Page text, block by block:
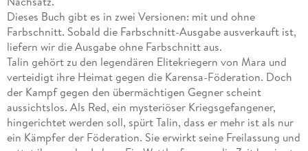
Dieses Buch gibt es in zwei Versionen: mit und ohne
Farbschnitt. Sobald die Farbschnitt-Ausgabe ausverkauft ist,
liefern wir die Ausgabe ohne Farbschnitt aus.
Talin gehört zu den legendären Elitekriegern von Mara und
verteidigt ihre Heimat gegen die Karensa-Föderation. Doch
der Kampf gegen den übermächtigen Gegner scheint
aussichtslos. Als Red, ein mysteriöser Kriegsgefangener,
hingerichtet werden soll, spürt Talin, dass er mehr ist als nur
ein Kämpfer der Föderation. Sie erwirkt seine Freilassung und